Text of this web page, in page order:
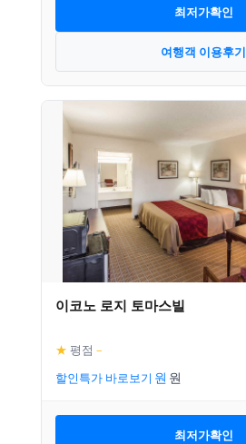
최저가확인
여행객 이용후기
이코노 로지 토마스빌
★ 평점 –
할인특가 바로보기
최저가확인